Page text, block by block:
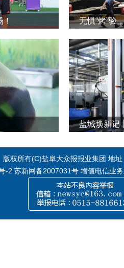
无惧“烤”验
版权所有(C)盐阜大众报报业集团 地
-2 苏新网备2007031号 增值电信业